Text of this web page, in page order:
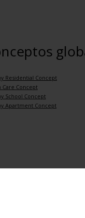
Residential Concept
Care Concept
School Concept
Apartment Concept